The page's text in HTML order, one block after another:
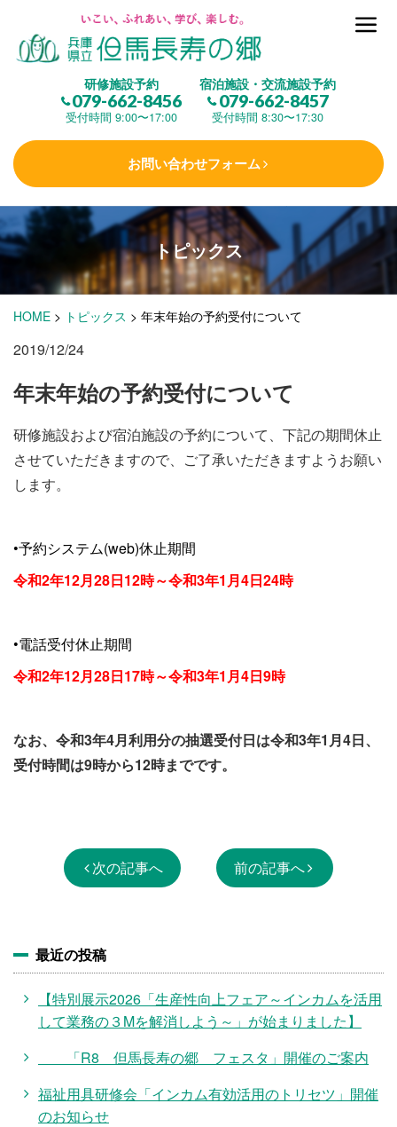
研修施設予約
079-662-8456
受付時間 9:00〜17:00
宿泊施設・交流施設予約
079-662-8457
受付時間 8:30〜17:30
お問い合わせフォーム
但馬長寿の郷とは
(研修施設)
楽しむ
学 ぶ (健康福祉)
泊まる(宿泊)
施設・料金
アクセス
トピックス
HOME > トピックス > 年末年始の予約受付について
2019/12/24
年末年始の予約受付について
研修施設および宿泊施設の予約について、下記の期間休止
させていただきますので、ご了承いただきますようお願い
します。
•予約システム(web)休止期間
令和2年12月28日12時～令和3年1月4日24時
•電話受付休止期間
令和2年12月28日17時～令和3年1月4日9時
なお、令和3年4月利用分の抽選受付日は令和3年1月4日、
受付時間は9時から12時までです。
次の記事へ 前の記事へ
最近の投稿
【特別展示2026「生産性向上フェア～インカムを活用
して業務の３Mを解消しよう～」が始まりました】
「R8 但馬長寿の郷 フェスタ」開催のご案内
福祉用具研修会「インカム有効活用のトリセツ」開催
のお知らせ